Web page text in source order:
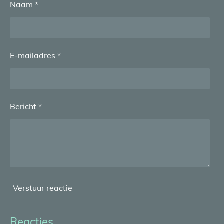
Naam *
E-mailadres *
Bericht *
Verstuur reactie